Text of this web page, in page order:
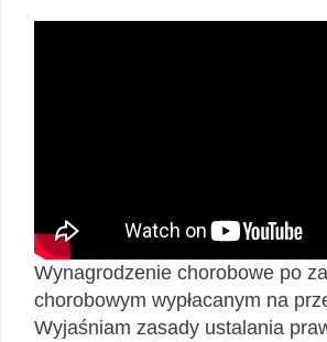
Wynagrodzenie chorobowe po
chorobowym wypłacanym na
Wyjaśniam zasady ustalania